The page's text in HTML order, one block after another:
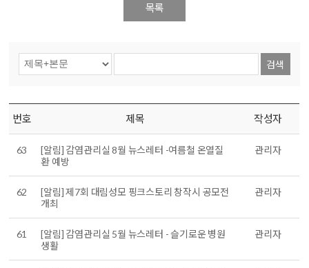
목록
검색
번호 제목 작성자
63
[알림] 감염관리실 8월 뉴스레터 -여름철 온열질
환 예방
관리자
62
[알림] 제7회 대림성모 핑크스토리 창작시 공모전
개최
관리자
61
[알림] 감염관리실 5월 뉴스레터 - 슬기로운 병원
생활
관리자